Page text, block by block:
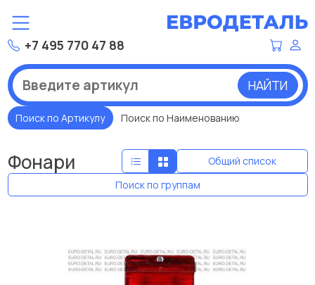
+7 495 770 47 88
НАЙТИ
Поиск по Артикулу Поиск по Наименованию
Фонари
Общий список
Поиск по группам